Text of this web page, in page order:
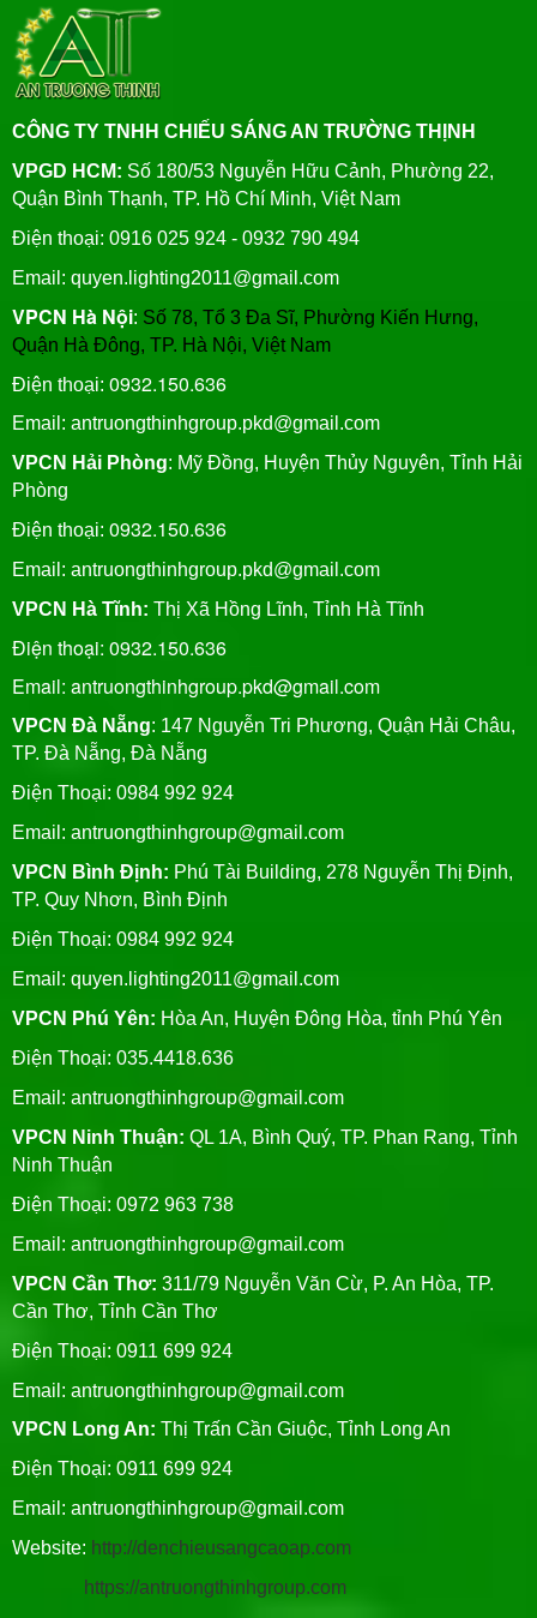
CÔNG TY TNHH CHIẾU SÁNG AN TRƯỜNG THỊNH
VPGD HCM: Số 180/53 Nguyễn Hữu Cảnh, Phường 22,
Quận Bình Thạnh, TP. Hồ Chí Minh, Việt Nam
Điện thoại: 0916 025 924 - 0932 790 494
Email: quyen.lighting2011@gmail.com
VPCN Hà Nội: Số 78, Tổ 3 Đa Sĩ, Phường Kiến Hưng,
Quận Hà Đông, TP. Hà Nội, Việt Nam
Điện thoại: 0932.150.636
Email: antruongthinhgroup.pkd@gmail.com
VPCN Hải Phòng: Mỹ Đồng, Huyện Thủy Nguyên, Tỉnh Hải
Phòng
Điện thoại: 0932.150.636
Email: antruongthinhgroup.pkd@gmail.com
VPCN Hà Tĩnh: Thị Xã Hồng Lĩnh, Tỉnh Hà Tĩnh
Điện thoại: 0932.150.636
Email: antruongthinhgroup.pkd@gmail.com
VPCN Đà Nẵng: 147 Nguyễn Tri Phương, Quận Hải Châu,
TP. Đà Nẵng, Đà Nẵng
Điện Thoại: 0984 992 924
Email: antruongthinhgroup@gmail.com
VPCN Bình Định: Phú Tài Building, 278 Nguyễn Thị Định,
TP. Quy Nhơn, Bình Định
Điện Thoại: 0984 992 924
Email: quyen.lighting2011@gmail.com
VPCN Phú Yên: Hòa An, Huyện Đông Hòa, tỉnh Phú Yên
Điện Thoại: 035.4418.636
Email: antruongthinhgroup@gmail.com
VPCN Ninh Thuận: QL 1A, Bình Quý, TP. Phan Rang, Tỉnh
Ninh Thuận
Điện Thoại: 0972 963 738
Email: antruongthinhgroup@gmail.com
VPCN Cần Thơ: 311/79 Nguyễn Văn Cừ, P. An Hòa, TP.
Cần Thơ, Tỉnh Cần Thơ
Điện Thoại: 0911 699 924
Email: antruongthinhgroup@gmail.com
VPCN Long An: Thị Trấn Cần Giuộc, Tỉnh Long An
Điện Thoại: 0911 699 924
Email: antruongthinhgroup@gmail.com
Website: http://denchieusangcaoap.com
https://antruongthinhgroup.com